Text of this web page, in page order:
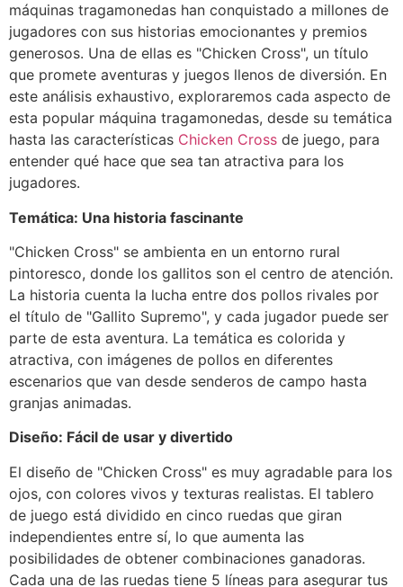
máquinas tragamonedas han conquistado a millones de
jugadores con sus historias emocionantes y premios
generosos. Una de ellas es "Chicken Cross", un título
que promete aventuras y juegos llenos de diversión. En
este análisis exhaustivo, exploraremos cada aspecto de
esta popular máquina tragamonedas, desde su temática
hasta las características Chicken Cross de juego, para
entender qué hace que sea tan atractiva para los
jugadores.
Temática: Una historia fascinante
"Chicken Cross" se ambienta en un entorno rural
pintoresco, donde los gallitos son el centro de atención.
La historia cuenta la lucha entre dos pollos rivales por
el título de "Gallito Supremo", y cada jugador puede ser
parte de esta aventura. La temática es colorida y
atractiva, con imágenes de pollos en diferentes
escenarios que van desde senderos de campo hasta
granjas animadas.
Diseño: Fácil de usar y divertido
El diseño de "Chicken Cross" es muy agradable para los
ojos, con colores vivos y texturas realistas. El tablero
de juego está dividido en cinco ruedas que giran
independientes entre sí, lo que aumenta las
posibilidades de obtener combinaciones ganadoras.
Cada una de las ruedas tiene 5 líneas para asegurar tus